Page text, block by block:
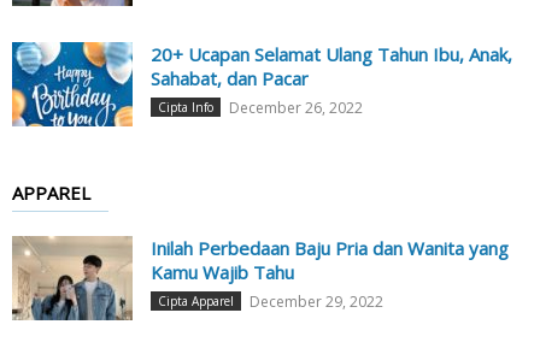
20+ Ucapan Selamat Ulang Tahun Ibu, Anak,
Sahabat, dan Pacar
Cipta Info December 26, 2022
APPAREL
Inilah Perbedaan Baju Pria dan Wanita yang
Kamu Wajib Tahu
Cipta Apparel December 29, 2022